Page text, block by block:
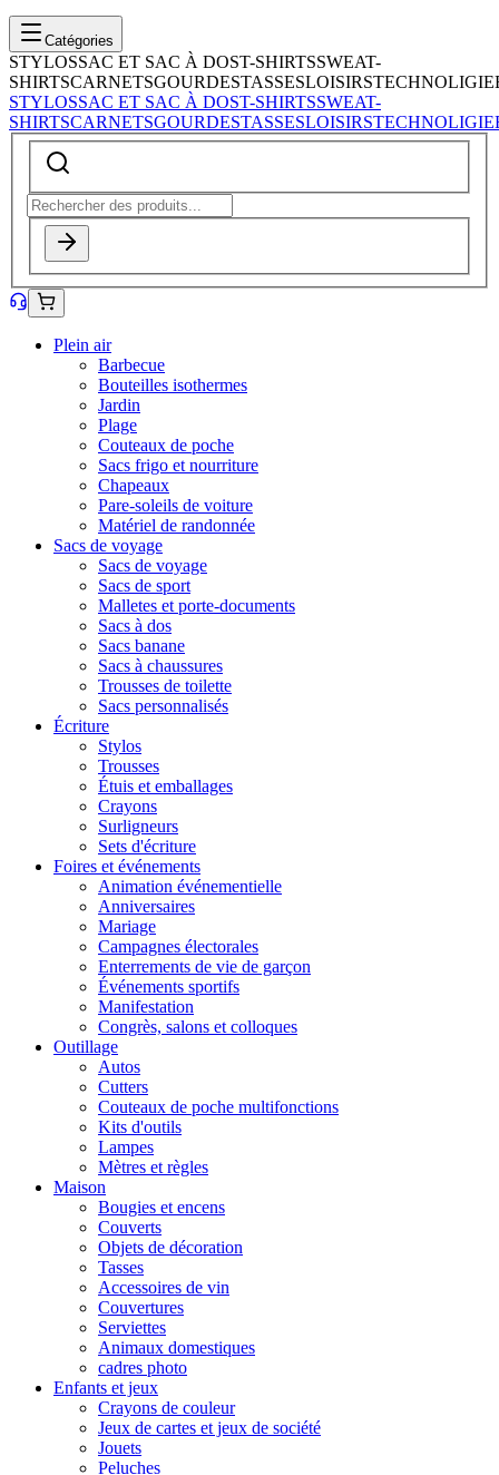
Catégories
STYLOSSAC ET SAC À DOST-SHIRTSSWEAT-
SHIRTSCARNETSGOURDESTASSESLOISIRSTECHNOLIGIE
STYLOSSAC ET SAC À DOST-SHIRTSSWEAT-
SHIRTSCARNETSGOURDESTASSESLOISIRSTECHNOLIGIE
Plein air
Barbecue
Bouteilles isothermes
Jardin
Plage
Couteaux de poche
Sacs frigo et nourriture
Chapeaux
Pare-soleils de voiture
Matériel de randonnée
Sacs de voyage
Sacs de voyage
Sacs de sport
Malletes et porte-documents
Sacs à dos
Sacs banane
Sacs à chaussures
Trousses de toilette
Sacs personnalisés
Écriture
Stylos
Trousses
Étuis et emballages
Crayons
Surligneurs
Sets d'écriture
Foires et événements
Animation événementielle
Anniversaires
Mariage
Campagnes électorales
Enterrements de vie de garçon
Événements sportifs
Manifestation
Congrès, salons et colloques
Outillage
Autos
Cutters
Couteaux de poche multifonctions
Kits d'outils
Lampes
Mètres et règles
Maison
Bougies et encens
Couverts
Objets de décoration
Tasses
Accessoires de vin
Couvertures
Serviettes
Animaux domestiques
cadres photo
Enfants et jeux
Crayons de couleur
Jeux de cartes et jeux de société
Jouets
Peluches